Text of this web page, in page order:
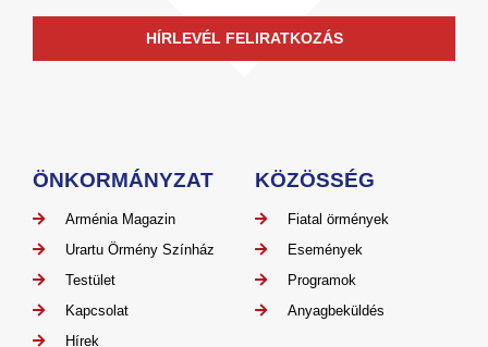
HÍRLEVÉL FELIRATKOZÁS
ÖNKORMÁNYZAT
Arménia Magazin
Urartu Örmény Színház
Testület
Kapcsolat
Hírek
KÖZÖSSÉG
Fiatal örmények
Események
Programok
Anyagbeküldés